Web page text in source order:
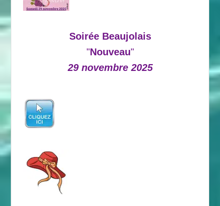
Soirée Beaujolais
"Nouveau"
29 novembre 2025